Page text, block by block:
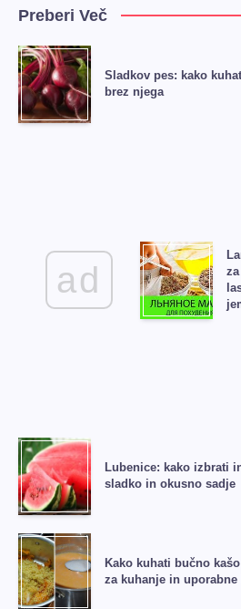
Preberi Več
Sladkov pes: kako
brez njega
ad
Lubenice: kako izbrati
sladko in okusno sadje
Kako kuhati bučno
za kuhanje in